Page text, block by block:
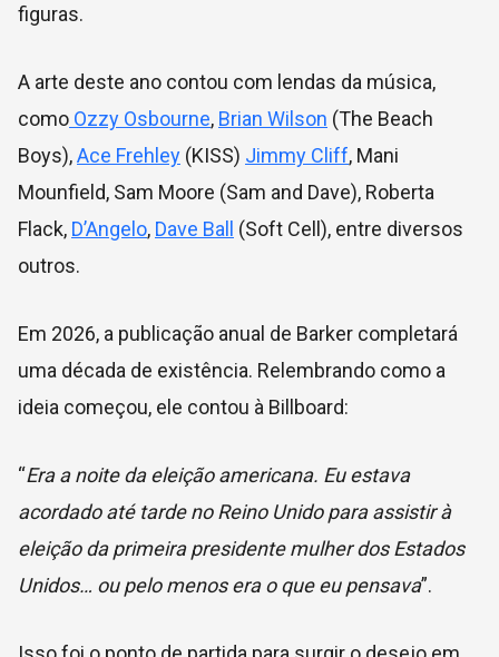
figuras.
A arte deste ano contou com lendas da música,
como Ozzy Osbourne, Brian Wilson (The Beach
Boys),Ace Frehley (KISS) Jimmy Cliff, Mani
Mounfield, Sam Moore (Sam and Dave), Roberta
Flack, D’Angelo, Dave Ball
(Soft Cell), entre diversos
outros.
Em 2026, a publicação anual de Barker completará
uma década de existência. Relembrando como a
ideia começou, ele contou à Billboard:
“Era a noite da eleição americana. Eu estava
acordado até tarde no Reino Unido para assistir à
eleição da primeira presidente mulher dos Estados
Unidos… ou pelo menos era o que eu pensava”.